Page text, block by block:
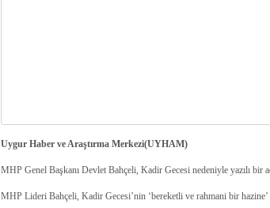
Uygur Haber ve Araştırma Merkezi(UYHAM)
MHP Genel Başkanı Devlet Bahçeli, Kadir Gecesi nedeniyle yazılı bir
MHP Lideri Bahçeli, Kadir Gecesi’nin ‘bereketli ve rahmani bir hazine’